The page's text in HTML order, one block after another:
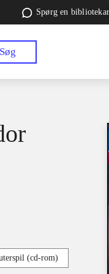
Spørg en bibliotekar
Søg
(cd-rom)